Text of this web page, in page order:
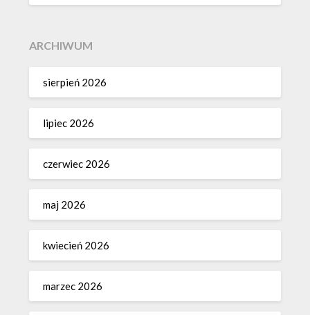
ARCHIWUM
sierpień 2026
lipiec 2026
czerwiec 2026
maj 2026
kwiecień 2026
marzec 2026